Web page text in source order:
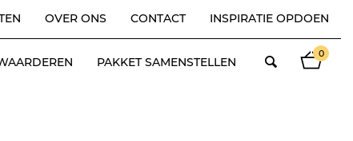
OVER ONS CONTACT INSPIRATIE OPDOEN
PAKKET SAMENSTELLEN
0